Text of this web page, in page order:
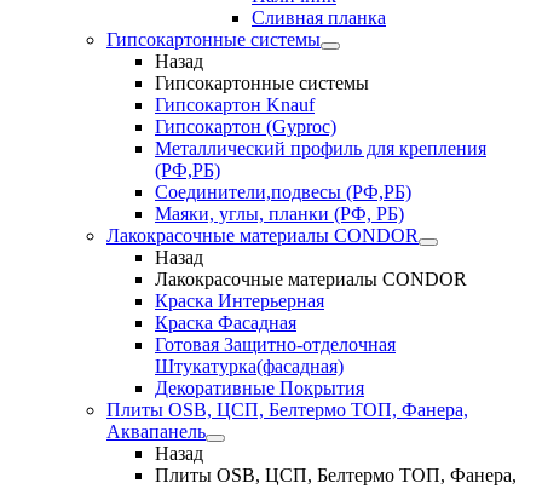
Сливная планка
Гипсокартонные системы
Назад
Гипсокартонные системы
Гипсокартон Knauf
Гипсокартон (Gyproc)
Металлический профиль для крепления
(РФ,РБ)
Соединители,подвесы (РФ,РБ)
Маяки, углы, планки (РФ, РБ)
Лакокрасочные материалы CONDOR
Назад
Лакокрасочные материалы CONDOR
Краска Интерьерная
Краска Фасадная
Готовая Защитно-отделочная
Штукатурка(фасадная)
Декоративные Покрытия
Плиты OSB, ЦСП, Белтермо ТОП, Фанера,
Аквапанель
Назад
Плиты OSB, ЦСП, Белтермо ТОП, Фанера,